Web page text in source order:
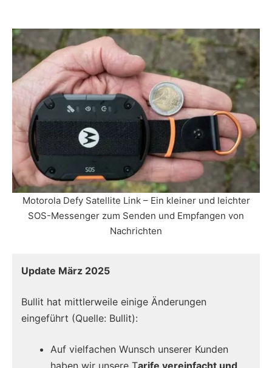
Motorola Defy Satellite Link – Ein kleiner und leichter
SOS-Messenger zum Senden und Empfangen von
Nachrichten
Update März 2025
Bullit hat mittlerweile einige Änderungen
eingeführt (Quelle: Bullit):
Auf vielfachen Wunsch unserer Kunden
haben wir unsere Tarife vereinfacht und